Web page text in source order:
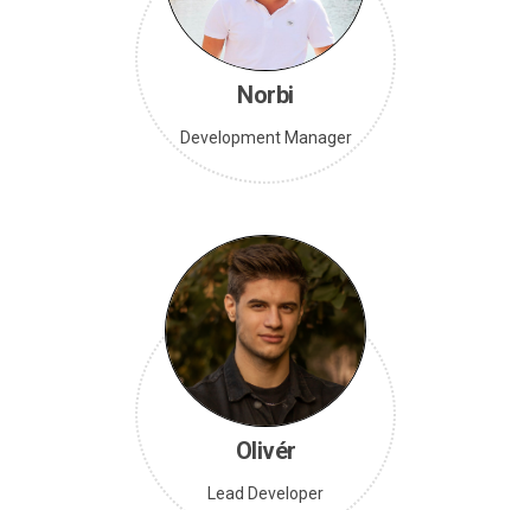
Norbi
Development Manager
Olivér
Lead Developer